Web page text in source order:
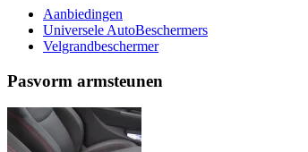
Aanbiedingen
Universele AutoBeschermers
Velgrandbeschermer
Pasvorm armsteunen